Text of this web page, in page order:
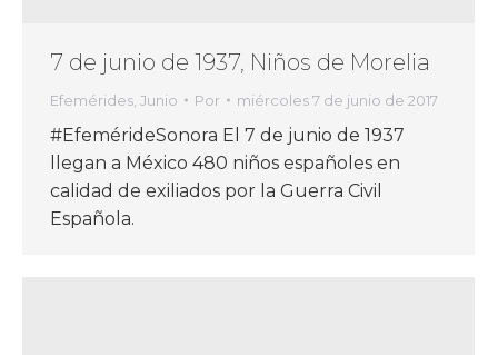
7 de junio de 1937, Niños de Morelia
Efemérides Junio Por miércoles 7 de junio de 2017
#EfemérideSonora El 7 de junio de 1937
llegan a México 480 niños españoles en
calidad de exiliados por la Guerra Civil
Española.